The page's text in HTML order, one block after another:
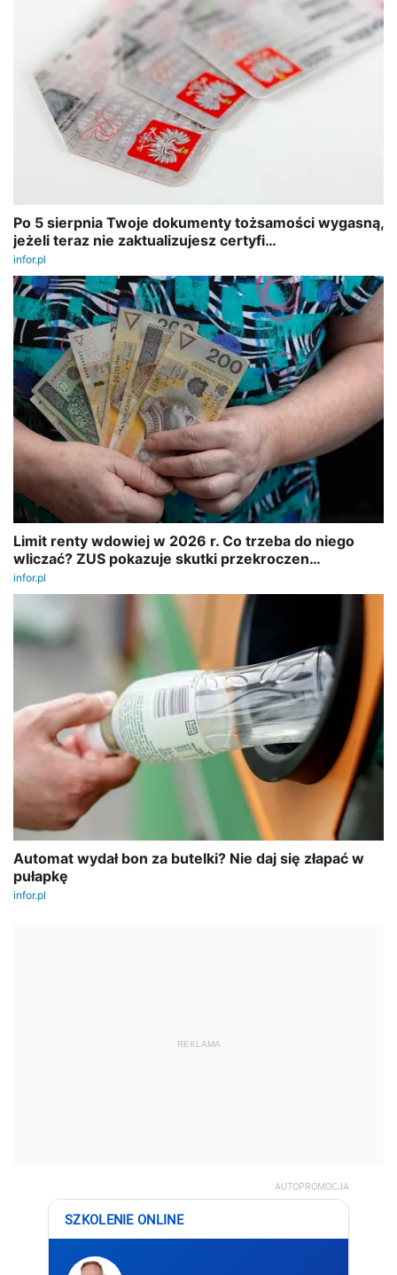
REKLAMA
AUTOPROMOCJA
SZKOLENIE ONLINE